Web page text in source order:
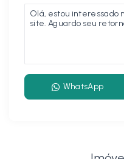
WhatsApp